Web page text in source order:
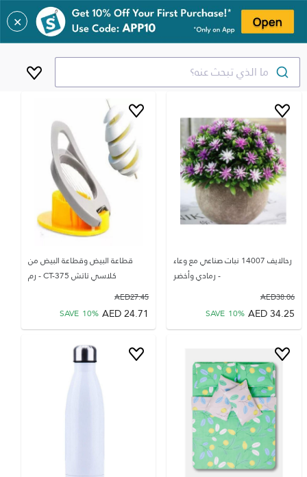
✕
ما الذي تبحث عنه؟
رحالايف 14007 نبات صناعي مع وعاء
- رمادي وأخضر
38.06
AED
34.25
AED
SAVE 10%
قطاعة البيض وقطاعة البيض من
كلاسي تاتش CT-375 - رم
27.45
AED
24.71
AED
SAVE 10%